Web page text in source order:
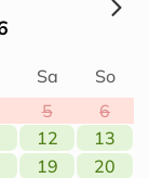
Sa
So
5
6
12
13
19
20